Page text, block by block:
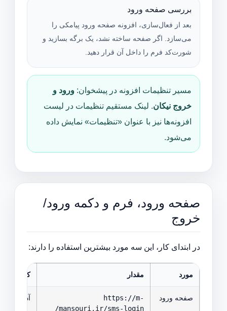
بررسی صفحه ورود
بعد از فعال‌سازی، افزونه صفحه ورود پیامکی را
می‌سازد. اگر صفحه ساخته نشد، یک برگه بسازید و
شورت‌کد فرم را داخل آن قرار دهید.
مسیر تنظیمات افزونه در پیشخوان: ورود و
خروج نیکان. لینک مستقیم تنظیمات در لیست
افزونه‌ها نیز با عنوان «تنظیمات» نمایش داده
می‌شود.
صفحه ورود، فرم و دکمه ورود/
خروج
در ابتدای کار، این سه مورد بیشترین استفاده را دارند:
مورد مقدار کاربرد
صفحه ورود
https://m-
mansouri.ir/sms-login/
آدرس